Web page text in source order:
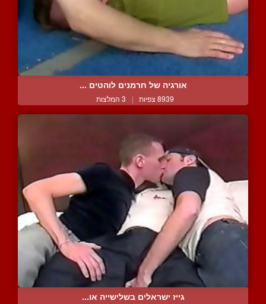
אורגיה של חרמנים לוהטים ...
8939 צפיות | 3 המלצות
גייז ישראלים בשלישייה או...